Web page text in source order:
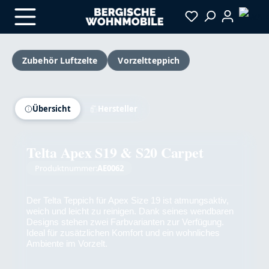
Zum Hauptinhalt springen
Zubehör Luftzelte
Vorzeltteppich
Versandkostenfrei
Übersicht Hersteller
Telta Apex S19 & S20 Carpet
Produktnummer: AE0062
Der Telta Teppich für Apex Size 19 ist atmungsaktiv,
weich und leicht zu reinigen. Dank seines wendbaren
Designs stehen zwei Farbvarianten zur Verfügung.
Ideal für zusätzlichen Komfort und ein wohnliches
Ambiente im Vorzelt.